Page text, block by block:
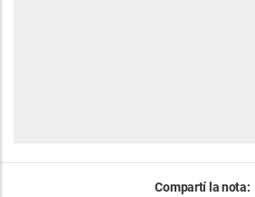
Compartí la nota: